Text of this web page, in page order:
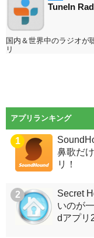
TuneIn
国内＆世界中のラジオが
リ
アプリランキング
1
鼻歌だ
リ！
2
Secret
いのが
dアプリ